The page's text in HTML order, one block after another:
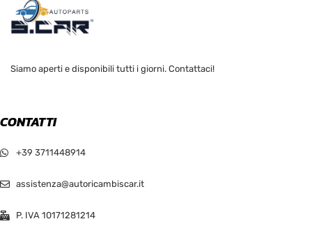
Siamo aperti e disponibili tutti i giorni. Contattaci!
CONTATTI
+39 3711448914
assistenza@autoricambiscar.it
P. IVA 10171281214